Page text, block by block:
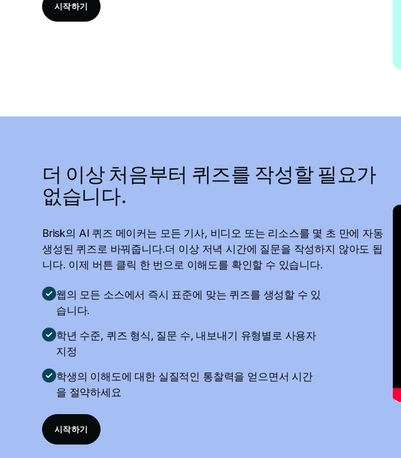
시작하기
더 이상 처음부터 퀴즈를 작성할 필요가
없습니다.
Brisk의 AI 퀴즈 메이커는 모든 기사, 비디오 또는 리소스를 몇 초 만에 자동
생성된 퀴즈로 바꿔줍니다.더 이상 저녁 시간에 질문을 작성하지 않아도 됩
니다. 이제 버튼 클릭 한 번으로 이해도를 확인할 수 있습니다.
웹의 모든 소스에서 즉시 표준에 맞는 퀴즈를 생성할 수 있
습니다.
학년 수준, 퀴즈 형식, 질문 수, 내보내기 유형별로 사용자
지정
학생의 이해도에 대한 실질적인 통찰력을 얻으면서 시간
을 절약하세요
시작하기